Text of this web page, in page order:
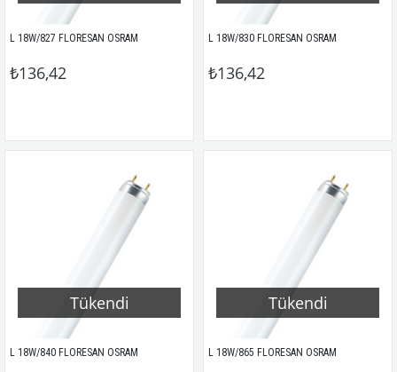
L 18W/827 FLORESAN OSRAM
₺136,42
L 18W/830 FLORESAN OSRAM
₺136,42
Tükendi
L 18W/840 FLORESAN OSRAM
Tükendi
L 18W/865 FLORESAN OSRAM